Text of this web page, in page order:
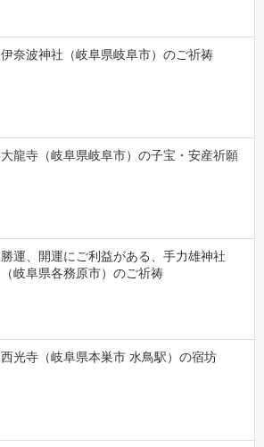
伊奈波神社（岐阜県岐阜市）のご祈祷
大龍寺（岐阜県岐阜市）の子宝・安産祈願
勝運、開運にご利益がある、手力雄神社
（岐阜県各務原市）のご祈祷
西光寺（岐阜県本巣市 水鳥駅）の宿坊